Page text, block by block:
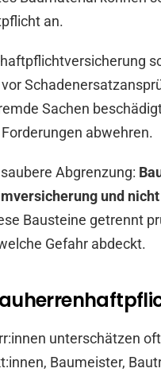
an.
Sachen
abwehren.
Abgrenzung:
und
Bausteine getrennt
Gefahr abdeckt.
unterschätzen
Baumeister,